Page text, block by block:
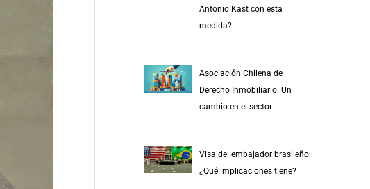
Antonio Kast con esta
medida?
Asociación Chilena de
Derecho Inmobiliario: Un
cambio en el sector
Visa del embajador brasileño:
¿Qué implicaciones tiene?